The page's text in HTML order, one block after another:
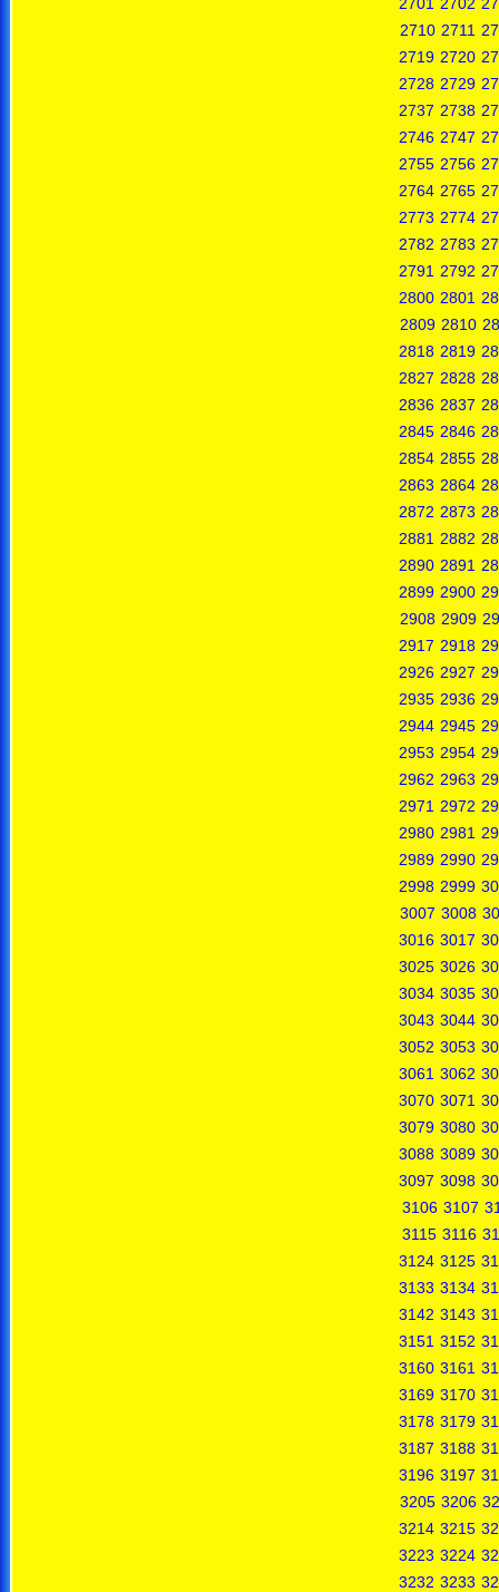
2710 2711
2719 2720
2728 2729
2737 2738
2746 2747
2755 2756
2764 2765
2773 2774
2782 2783
2791 2792
2800 2801
2809 2810
2818 2819
2827 2828
2836 2837
2845 2846
2854 2855
2863 2864
2872 2873
2881 2882
2890 2891
2899 2900
2908 2909
2917 2918
2926 2927
2935 2936
2944 2945
2953 2954
2962 2963
2971 2972
2980 2981
2989 2990
2998 2999
3007 3008
3016 3017
3025 3026
3034 3035
3043 3044
3052 3053
3061 3062
3070 3071
3079 3080
3088 3089
3097 3098
3106 3107
3115 3116
3124 3125
3133 3134
3142 3143
3151 3152
3160 3161
3169 3170
3178 3179
3187 3188
3196 3197
3205 3206
3214 3215
3223 3224
3232 3233